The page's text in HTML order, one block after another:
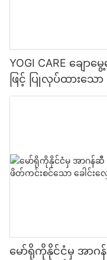
YOGI CARE ချ
ဖြင့် ပြုလုပ်ထားသော
ခြင်း ကုသမှု
မော်ရိုကိုနိုင်ငံမှ အာဂ